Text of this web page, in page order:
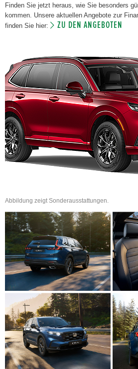
Finden Sie jetzt heraus, wie Sie besonders
kommen. Unsere aktuellen Angebote zur
finden Sie hier:
ZU DEN ANGEBOTEN
Abbildung zeigt Sonderausstattungen.